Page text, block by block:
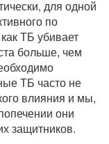
для одной
по
ТБ убивает
больше, чем
ТБ часто не
влияния и мы,
они
защитников.